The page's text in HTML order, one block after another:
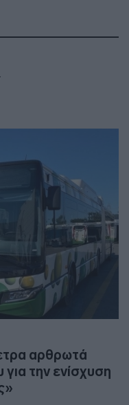
αρθρωτά
την ενίσχυση